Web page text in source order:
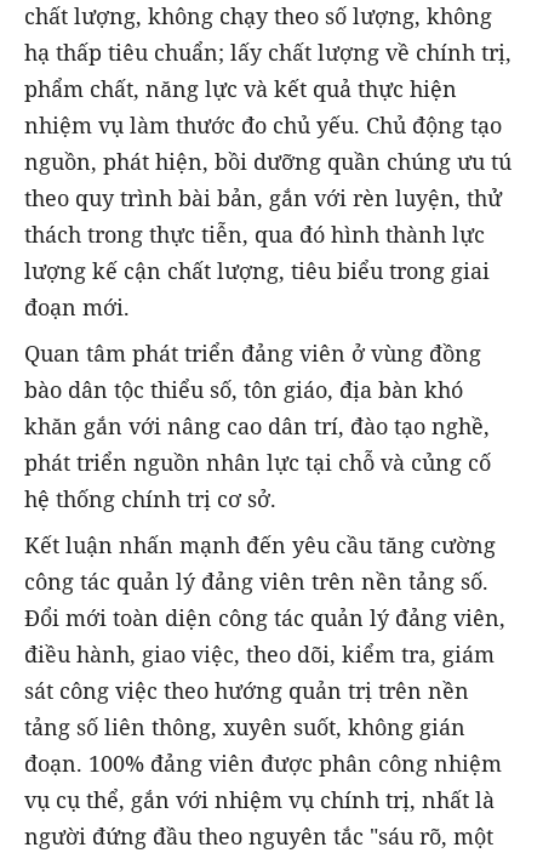
chất lượng, không chạy theo số lượng, không
hạ thấp tiêu chuẩn; lấy chất lượng về chính trị,
phẩm chất, năng lực và kết quả thực hiện
nhiệm vụ làm thước đo chủ yếu. Chủ động tạo
nguồn, phát hiện, bồi dưỡng quần chúng ưu tú
theo quy trình bài bản, gắn với rèn luyện, thử
thách trong thực tiễn, qua đó hình thành lực
lượng kế cận chất lượng, tiêu biểu trong giai
đoạn mới.
Quan tâm phát triển đảng viên ở vùng đồng
bào dân tộc thiểu số, tôn giáo, địa bàn khó
khăn gắn với nâng cao dân trí, đào tạo nghề,
phát triển nguồn nhân lực tại chỗ và củng cố
hệ thống chính trị cơ sở.
Kết luận nhấn mạnh đến yêu cầu tăng cường
công tác quản lý đảng viên trên nền tảng số.
Đổi mới toàn diện công tác quản lý đảng viên,
điều hành, giao việc, theo dõi, kiểm tra, giám
sát công việc theo hướng quản trị trên nền
tảng số liên thông, xuyên suốt, không gián
đoạn. 100% đảng viên được phân công nhiệm
vụ cụ thể, gắn với nhiệm vụ chính trị, nhất là
người đứng đầu theo nguyên tắc "sáu rõ, một